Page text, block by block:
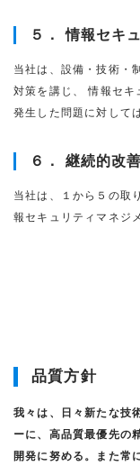
５． 情報セキ
当社は、設備・技術・
対策を講じ、 情報セキ
発生した問題に対して
６． 継続的改
当社は、１から５の取
報セキュリティマネジ
品質方針
我々は、日々新たな技
ーに、高品質最優先の
開発に努める。また常